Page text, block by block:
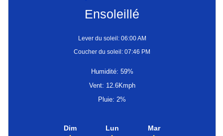
Ensoleillé
Lever du soleil: 06:00 AM
Coucher du soleil: 07:46 PM
Humidité: 59%
Vent: 12.6Kmph
Pluie: 2%
Dim Lun Mar